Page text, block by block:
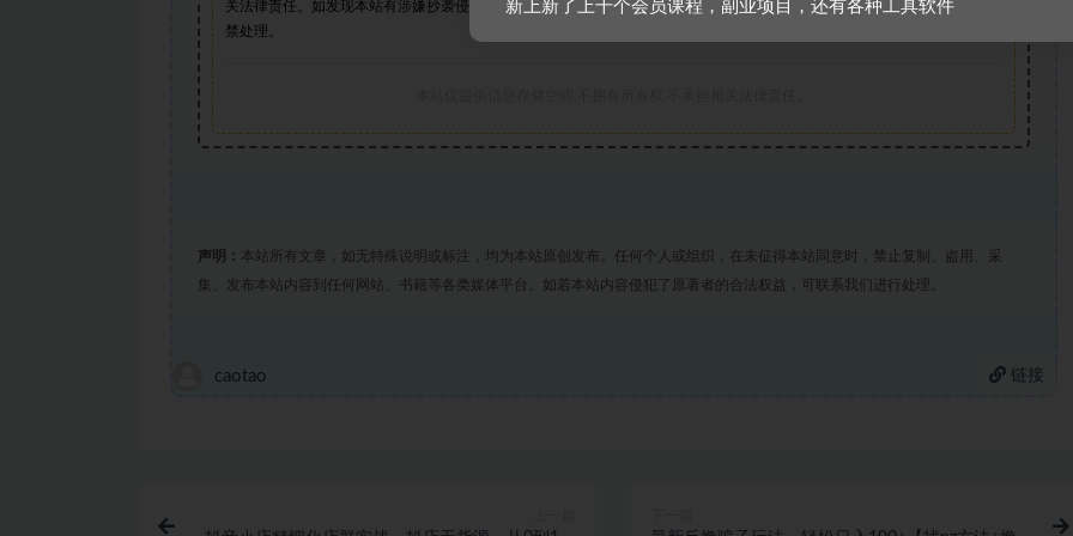
关法律责任。如发现本站有涉嫌抄袭侵权/违法违规的内容， 请 联系我们一经核实，立即删除。并对发布账号进行永久封
禁处理。
声明： 本站所有文章，如无特殊说明或标注，均为本站原创发布。任何个人或组织，在未征得本站同意时，禁止复制、盗用、采
集、发布本站内容到任何网站、书籍等各类媒体平台。如若本站内容侵犯了原著者的合法权益，可联系我们进行处理。
caotao 链接
新上新了上千个会员课程，副业项目，还有各种工具软件